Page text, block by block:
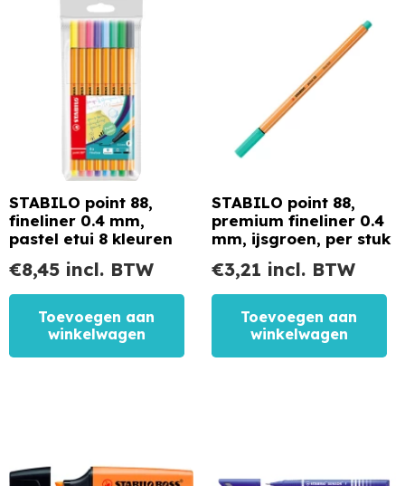
STABILO point 88,
fineliner 0.4 mm,
pastel etui 8 kleuren
€8,45 incl. BTW
Toevoegen aan
winkelwagen
STABILO point 88,
premium fineliner 0.4
mm, ijsgroen, per stuk
€3,21 incl. BTW
Toevoegen aan
winkelwagen